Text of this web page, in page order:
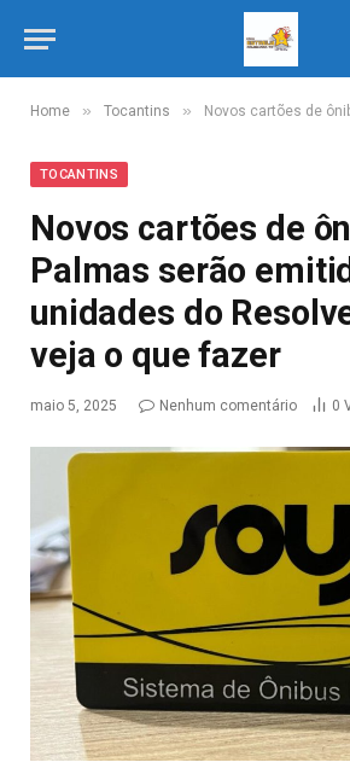
Home » Tocantins » Novos cartões de ônibus de Palmas serão
TOCANTINS
Novos cartões de
Palmas serão
unidades do
veja o que fazer
maio 5, 2025 Nenhum comentário 0